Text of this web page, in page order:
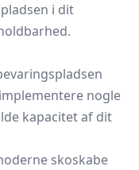
i dit
nogle
kapacitet af dit
skoskabe